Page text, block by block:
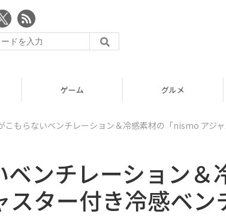
ゲーム グルメ
こもらないベンチレーション＆冷感素材の「nismo アジ
ンチレーション＆
スター付き冷感ベ